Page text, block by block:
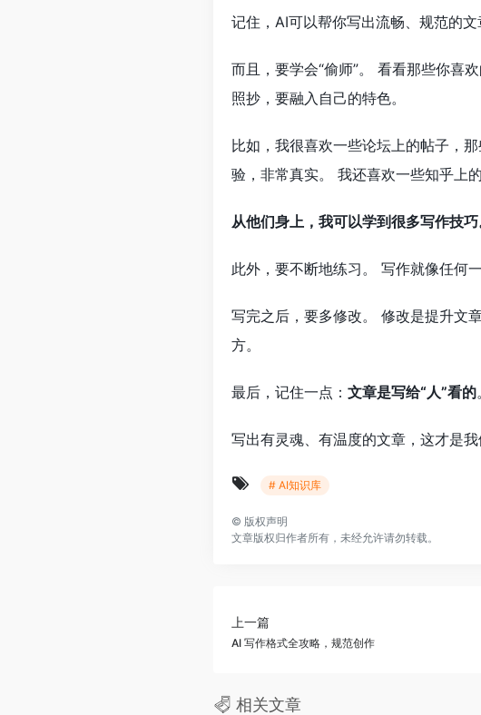
记住，AI可以帮你写出流畅、规范的
而且，要学会“偷师”。 看看那些你喜
照抄，要融入自己的特色。
比如，我很喜欢一些论坛上的帖子，
验，非常真实。 我还喜欢一些知乎上
从他们身上，我可以学到很多写作技巧
此外，要不断地练习。 写作就像任何
写完之后，要多修改。 修改是提升文
方。
最后，记住一点： 文章是写给“人”看的
写出有灵魂、有温度的文章，这才是
# AI知识库
© 版权声明
文章版权归作者所有，未经允许请勿转载。
上一篇
AI 写作格式全攻略，规范创作
相关文章